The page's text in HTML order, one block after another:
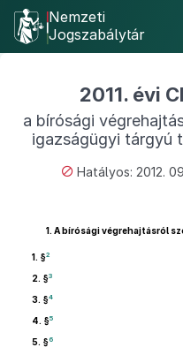
Nemzeti
Jogszabálytár
2011. évi
a bírósági
igazságügyi tárgyú
Hatályos: 2012.
1. A bírósági végrehajtásról
1. §2
2. §3
3. §4
4. §5
5. §6